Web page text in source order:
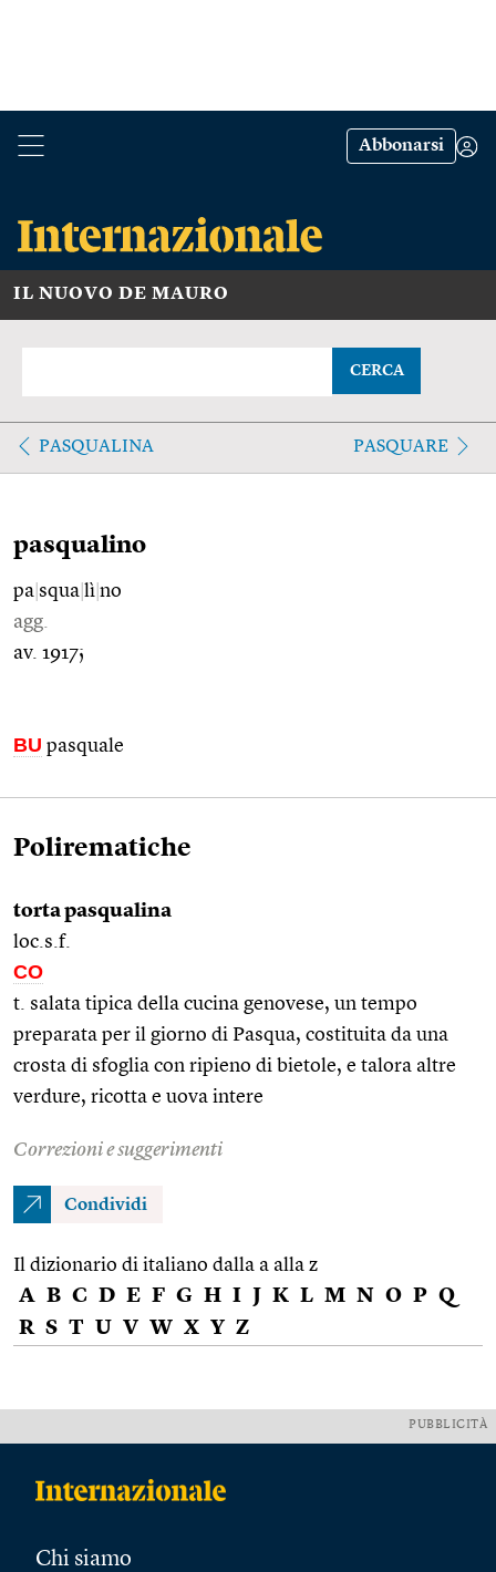
Abbonarsi
IL NUOVO DE MAURO
CERCA
PASQUALINA PASQUARE
pasqualino
pa squa lì no
agg.
av. 1917;
BU pasquale
Polirematiche
torta pasqualina
loc.s.f.
CO
t. salata tipica della cucina genovese, un tempo
preparata per il giorno di Pasqua, costituita da una
crosta di sfoglia con ripieno di bietole, e talora altre
verdure, ricotta e uova intere
Correzioni e suggerimenti
Condividi
Il dizionario di italiano dalla a alla z
A B C D E F G H I J K L M N O P Q
R S T U V W X Y Z
PUBBLICITÀ
Chi siamo